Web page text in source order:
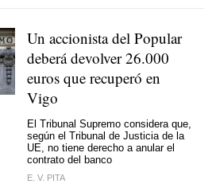
Un accionista del Popular
deberá devolver 26.000
euros que recuperó en
Vigo
El Tribunal Supremo considera que,
según el Tribunal de Justicia de la
UE, no tiene derecho a anular el
contrato del banco
E. V. PITA